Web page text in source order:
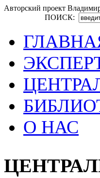
Авторский проект
ПОИСК:
О НАС